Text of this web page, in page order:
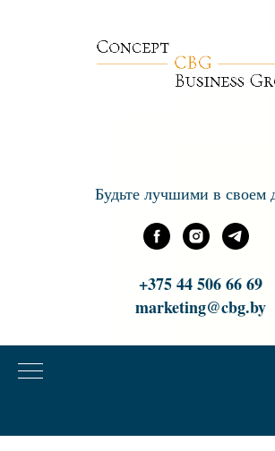
Будьте лучшими в своем
+375 44 506 66 69
marketing@cbg.by